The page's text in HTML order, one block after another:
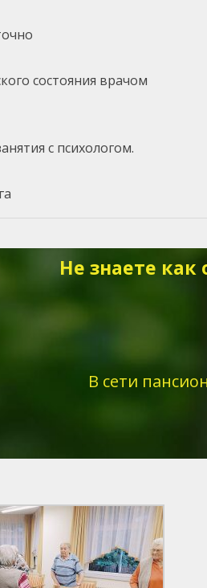
состояния врачом
с психологом.
Не знаете
В сети